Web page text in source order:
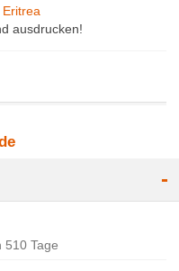
ausdrucken!
-
510 Tage